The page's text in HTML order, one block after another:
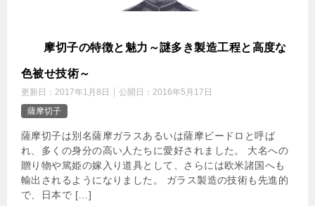
摩切子の特徴と魅力～謎多き製造工程と高度な
色被せ技術～
更新日： 2017年1月8日 公開日： 2016年5月17日
薩摩切子
薩摩切子は別名薩摩ガラスあるいは薩摩ビードロと呼ば
れ、多くの身分の高い人たちに愛好されました。 大名への
贈り物や篤姫の嫁入り道具として、さらには欧米諸国へも
輸出されるようになりました。 ガラス製造の技術も先進的
で、日本で […]